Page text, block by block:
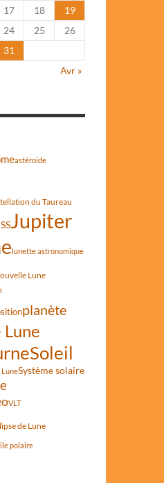
17 18
19
24 25
26
31
Avr »
astéroïde
du Taureau
Jupiter
lunette astronomique
Lune
planète
Lune
Soleil
LuneSystème solaire
VLT
de Lune
polaire